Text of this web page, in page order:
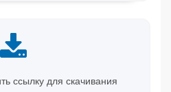
ссылку для скачивания